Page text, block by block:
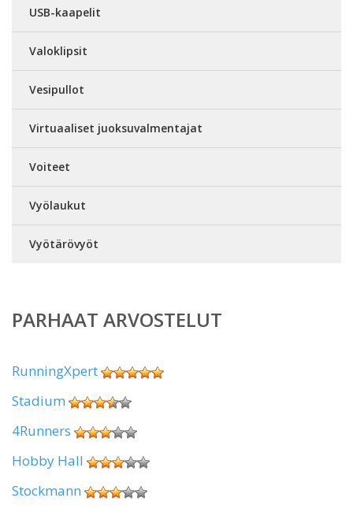
USB-kaapelit
Valoklipsit
Vesipullot
Virtuaaliset juoksuvalmentajat
Voiteet
Vyölaukut
Vyötärövyöt
PARHAAT ARVOSTELUT
RunningXpert
Stadium
4Runners
Hobby Hall
Stockmann